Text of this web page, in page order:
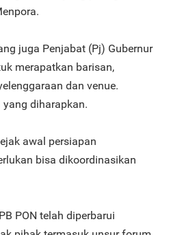
juga Penjabat (Pj) Gubernur
merapatkan barisan,
dan venue.
yang diharapkan.
awal persiapan
bisa dikoordinasikan
PON telah diperbarui